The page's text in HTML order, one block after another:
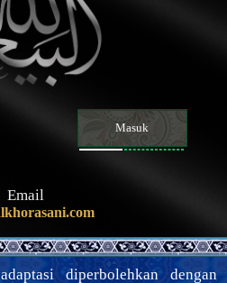
Masuk
Email
diperbolehkan dengan